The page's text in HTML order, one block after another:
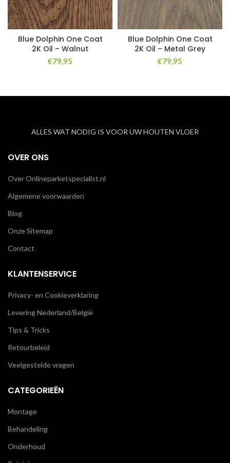
Blue Dolphin One Coat
2K Oil – Walnut
€79,95
Blue Dolphin One Coat
2K Oil – Metal Grey
€79,95
ALLES WAT NODIG IS VOOR UW HOUTEN VLOER
OVER ONS
Over Onlineparketspecialist.nl
Algemene voorwaarden
Blog
Onze Sitemap
Contact
KLANTENSERVICE
Privacy- en Cookieverklaring
Levering Nederland/België
Tips & Tricks
Retourbeleid
Veelgestelde vragen
CATEGORIEËN
Montage
Behandeling
Onderhoud